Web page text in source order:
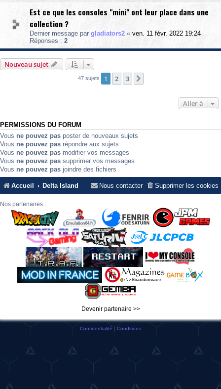
Est ce que les consoles "mini" ont leur place dans une
collection ?
Dernier message par gladiators2 « ven. 11 févr. 2022 19:24
Réponses : 2
Nouveau sujet
47 sujets 1 2 3
Aller à
PERMISSIONS DU FORUM
Vous ne pouvez pas poster de nouveaux sujets
Vous ne pouvez pas répondre aux sujets
Vous ne pouvez pas modifier vos messages
Vous ne pouvez pas supprimer vos messages
Vous ne pouvez pas joindre des fichiers
Accueil Delta Island Supprimer les cookies
Nous contacter
Nos partenaires :
Devenir partenaire >>
Confidentialité | Conditions